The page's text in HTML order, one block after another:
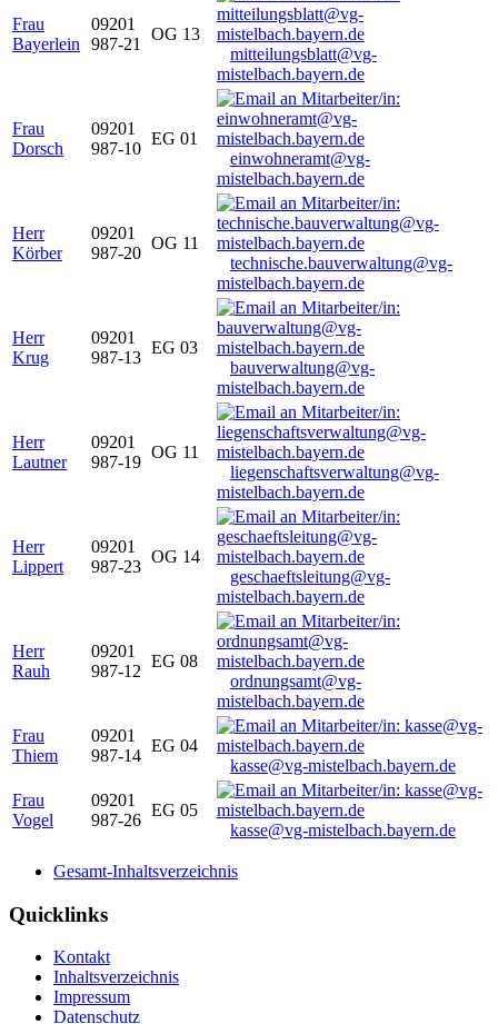
Frau
Bayerlein
09201
987-21
OG 13
mitteilungsblatt@vg-
mistelbach.bayern.de
Frau
Dorsch
09201
987-10
EG 01
einwohneramt@vg-
mistelbach.bayern.de
Herr
Körber
09201
987-20
OG 11
technische.bauverwaltung@vg-
mistelbach.bayern.de
Herr
Krug
09201
987-13
EG 03
bauverwaltung@vg-
mistelbach.bayern.de
Herr
Lautner
09201
987-19
OG 11
liegenschaftsverwaltung@vg-
mistelbach.bayern.de
Herr
Lippert
09201
987-23
OG 14
geschaeftsleitung@vg-
mistelbach.bayern.de
Herr
Rauh
09201
987-12
EG 08
ordnungsamt@vg-
mistelbach.bayern.de
Frau
Thiem
09201
987-14
EG 04
kasse@vg-mistelbach.bayern.de
Frau
Vogel
09201
987-26
EG 05
kasse@vg-mistelbach.bayern.de
Gesamt-Inhaltsverzeichnis
Quicklinks
Kontakt
Inhaltsverzeichnis
Impressum
Datenschutz